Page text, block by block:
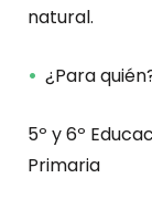
natural.
¿Para
5º y 6º
Primaria